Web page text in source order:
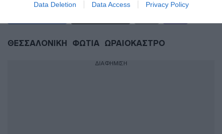
Data Deletion Data Access Privacy Policy
ΘΕΣΣΑΛΟΝΙΚΗ ΦΩΤΙΑ ΩΡΑΙΟΚΑΣΤΡΟ
ΔΙΑΦΗΜΙΣΗ